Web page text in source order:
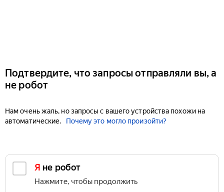
Подтвердите, что запросы отправляли вы, а
не робот
Нам очень жаль, но запросы с вашего устройства похожи на
автоматические.
Почему это могло произойти?
Я не робот
Нажмите, чтобы продолжить